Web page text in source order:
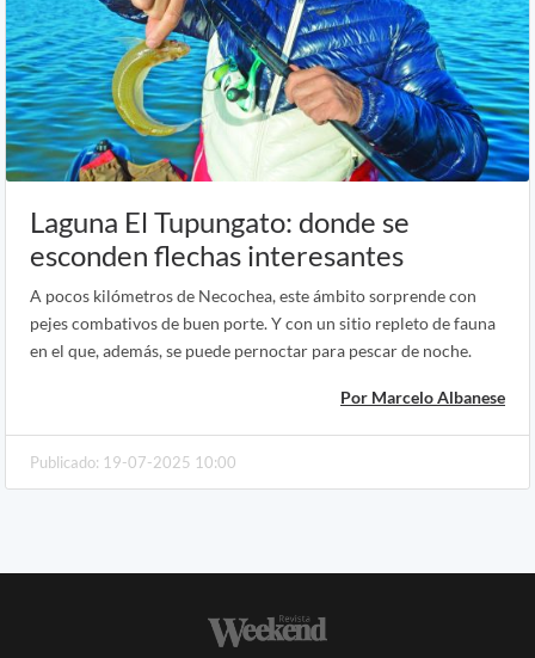
Laguna El Tupungato: donde se
esconden flechas interesantes
A pocos kilómetros de Necochea, este ámbito sorprende con
pejes combativos de buen porte. Y con un sitio repleto de fauna
en el que, además, se puede pernoctar para pescar de noche.
Por Marcelo Albanese
Publicado: 19-07-2025 10:00